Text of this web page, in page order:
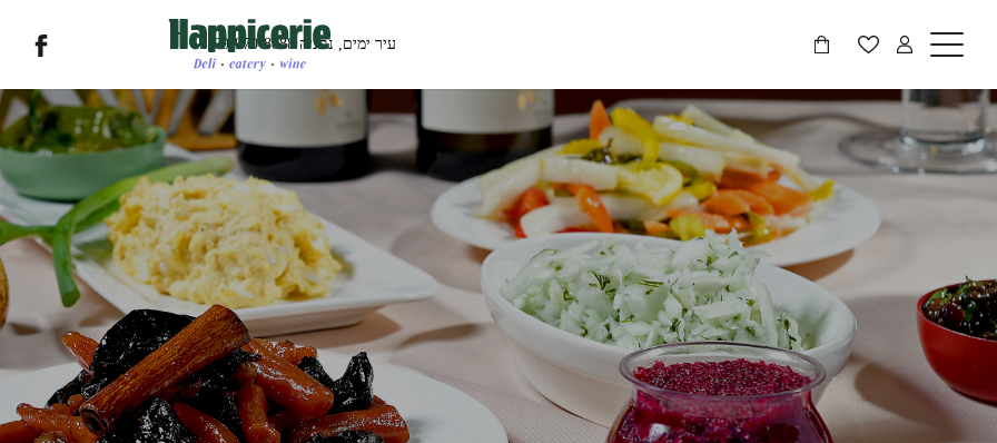
עיר ימים, נתניה 09-970-8888
מדיניות ואיזורי משלוחים
טיפים להזמנה המושלמת
תעודת כשרות
יצירת קשר
פתיחת חלונית עגלה
אין מוצרים בעגלה
סגור
כבר רשומים? התחברו
זכור אותי שכחתי סיסמה
משתמש
דאגנו לכם ליצירת
ותוכלו ליהנות
להרשמה